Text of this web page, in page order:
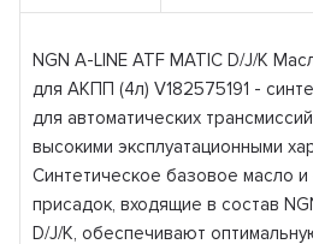
NGN A-LINE ATF MATIC D/J/K
для АКПП (4л) V182575191 -
для автоматических
высокими эксплуатационными
Синтетическое базовое масло
присадок, входящие в состав
D/J/K, обеспечивают